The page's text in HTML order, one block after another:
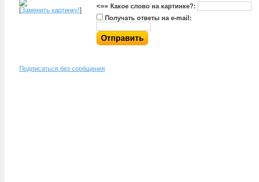
[Заменить картинку!]
<== Какое слово на картинке?:
Получать ответы на e-mail:
Подписаться без сообщения